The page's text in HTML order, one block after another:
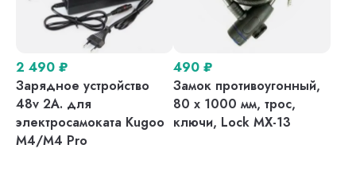
2 490 ₽
Зарядное устройство
48v 2A. для
электросамоката Kugoo
M4/M4 Pro
490 ₽
Замок противоугонный,
80 х 1000 мм, трос,
ключи, Lock MX-13